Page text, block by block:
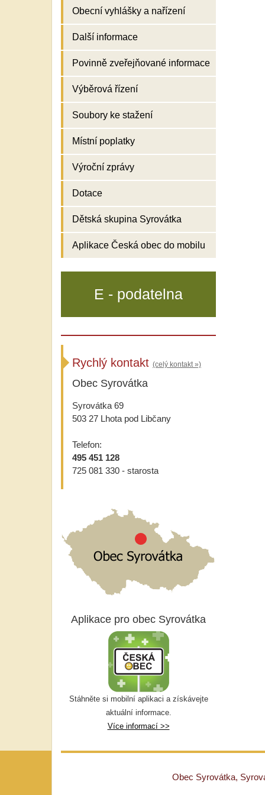
Obecní vyhlášky a nařízení
Další informace
Povinně zveřejňované informace
Výběrová řízení
Soubory ke stažení
Místní poplatky
Výroční zprávy
Dotace
Dětská skupina Syrovátka
Aplikace Česká obec do mobilu
E - podatelna
Rychlý kontakt (celý kontakt »)
Obec Syrovátka
Syrovátka 69
503 27 Lhota pod Libčany
Telefon:
495 451 128
725 081 330 - starosta
Aplikace pro obec Syrovátka
Stáhněte si mobilní aplikaci a získávejte
aktuální informace.
Více informací >>
Obec Syrovátka,